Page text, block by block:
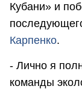
Кубани» и
Карпенко.
- Лично я
команды